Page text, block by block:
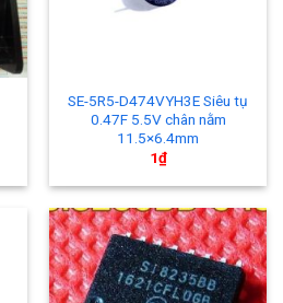
SE-5R5-D474VYH3E Siêu tụ
0.47F 5.5V chân nằm
11.5×6.4mm
1₫